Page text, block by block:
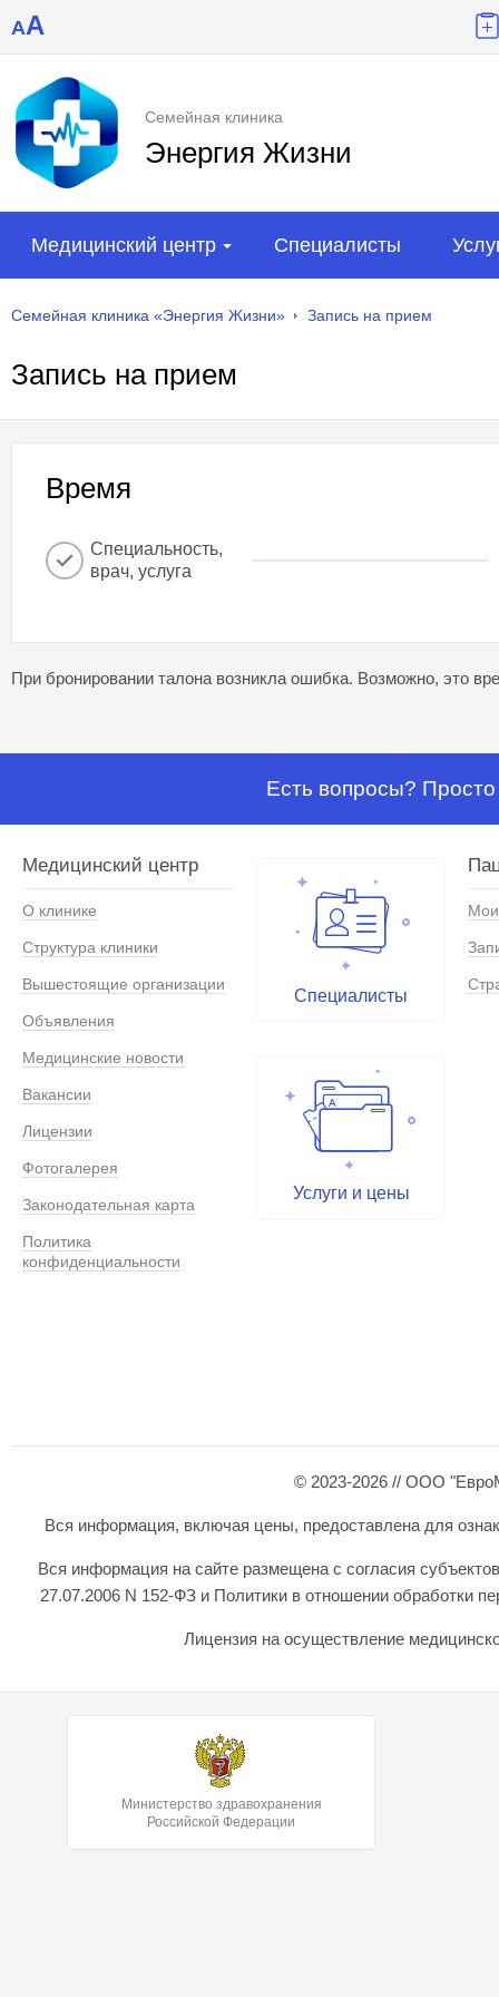
AA
Семейная клиника
Энергия Жизни
Медицинский центр Специалисты
Семейная клиника «Энергия Жизни» Запись на прием
Запись на прием
Время
Специальность,
врач, услуга
При бронировании талона возникла ошибка. Возможно, это
Есть вопросы?
Медицинский центр
О клинике
Структура клиники
Вышестоящие организации
Объявления
Медицинские новости
Вакансии
Лицензии
Фотогалерея
Законодательная карта
Политика
конфиденциальности
Специалисты
Услуги и цены
© 2023-2026 // ООО
Вся информация, включая цены, предоставлена для
Вся информация на сайте размещена с согласия
27.07.2006 N 152-ФЗ и Политики в отношении обработки
Лицензия на осуществление
Министерство здравохранения
Российской Федерации